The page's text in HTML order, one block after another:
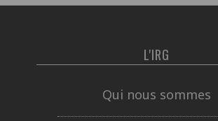
L'IRG
Qui nous sommes